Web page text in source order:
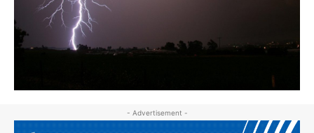
- Advertisement -